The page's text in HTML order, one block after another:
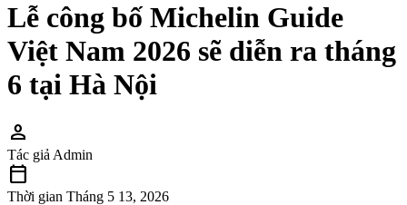
Lễ công bố Michelin Guide
Việt Nam 2026 sẽ diễn ra tháng
6 tại Hà Nội
person
Tác giả Admin
calendar_today
Thời gian Tháng 5 13, 2026